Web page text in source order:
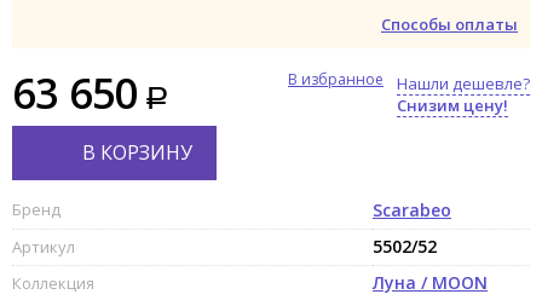
Способы оплаты
63 650
Нашли дешевле?
Снизим цену!
В избранное
В КОРЗИНУ
Бренд Scarabeo
Артикул 5502/52
Коллекция Луна / MOON